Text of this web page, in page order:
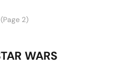
2)
WARS